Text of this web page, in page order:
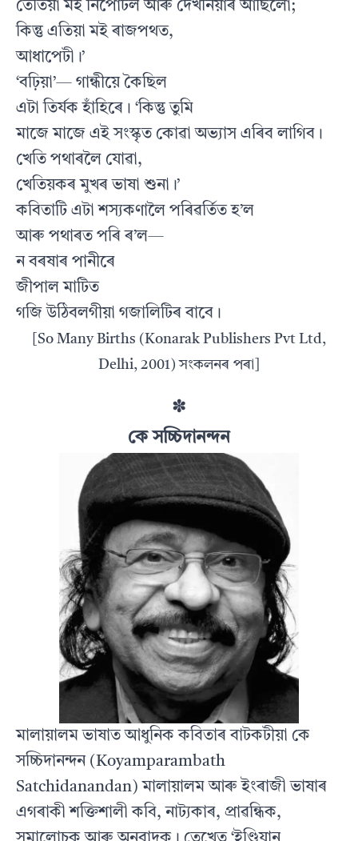
তেতিয়া মই নিপোটল আৰু দেখনিয়াৰ আছিলো;
কিন্তু এতিয়া মই ৰাজপথত,
আধাপেটী।’
‘বঢ়িয়া’— গান্ধীয়ে কৈছিল
এটা তিৰ্যক হাঁহিৰে। ‘কিন্তু তুমি
মাজে মাজে এই সংস্কৃত কোৱা অভ্যাস এৰিব লাগিব।
খেতি পথাৰলৈ যোৱা,
খেতিয়কৰ মুখৰ ভাষা শুনা।’
কবিতাটি এটা শস্যকণালৈ পৰিৱৰ্তিত হ’ল
আৰু পথাৰত পৰি ৰ’ল—
ন বৰষাৰ পানীৰে
জীপাল মাটিত
গজি উঠিবলগীয়া গজালিটিৰ বাবে।
[So Many Births (Konarak Publishers Pvt Ltd,
Delhi, 2001) সংকলনৰ পৰা]
✽
কে সচ্চিদানন্দন
মালায়ালম ভাষাত আধুনিক কবিতাৰ বাটকটীয়া কে
সচ্চিদানন্দন (Koyamparambath
Satchidanandan) মালায়ালম আৰু ইংৰাজী ভাষাৰ
এগৰাকী শক্তিশালী কবি, নাট্যকাৰ, প্ৰাৱন্ধিক,